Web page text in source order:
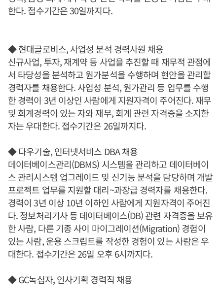
한다. 접수기간은 30일까지다.
◆ 현대글로비스, 사업성 분석 경력사원 채용
신규사업, 투자, 재계약 등 사업을 추진할 때 재무적 관점에
서 타당성을 분석하고 원가분석을 수행하며 현안을 관리할
경력자를 채용한다. 사업성 분석, 원가관리 등 업무를 수행
한 경력이 3년 이상인 사람에게 지원자격이 주어진다. 재무
및 회계경력이 있는 자와 재무, 회계 관련 자격증을 소지한
자는 우대한다. 접수기간은 26일까지다.
◆ 다우기술, 인터넷서비스 DBA 채용
데이터베이스관리(DBMS) 시스템을 관리하고 데이터베이
스 관리시스템 업그레이드 및 신기능 분석을 담당하며 개발
프로젝트 업무를 지원할 대리~과장급 경력자를 채용한다.
경력이 3년 이상 10년 이하인 사람에게 지원자격이 주어진
다. 정보처리기사 등 데이터베이스(DB) 관련 자격증을 보유
한 사람, 다른 기종 사이 마이그레이션(Migration) 경험이
있는 사람, 운용 스크립트를 작성한 경험이 있는 사람은 우
대한다. 접수기간은 26일 오후 6시까지다.
◆ GC녹십자, 인사기획 경력직 채용